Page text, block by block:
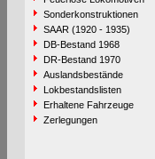
Sonderkonstruktionen
SAAR (1920 - 1935)
DB-Bestand 1968
DR-Bestand 1970
Auslandsbestände
Lokbestandslisten
Erhaltene Fahrzeuge
Zerlegungen